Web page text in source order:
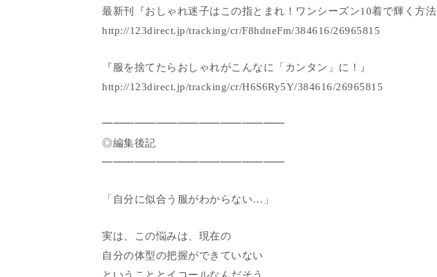
最新刊『おしゃれ迷子はこの指とまれ！ワンシーズン10着で輝く方法
http://123direct.jp/tracking/cr/F8hdneFm/384616/26965815
『服を捨てたらおしゃれがこんなに「カンタン」に！』
http://123direct.jp/tracking/cr/H6S6Ry5Y/384616/26965815
━━━━━━━━━━━━━━━━━
◎編集後記
━━━━━━━━━━━━━━━━━
「自分に似合う服がわからない…」
実は、この悩みは、現在の
自分の体型の把握ができていない
ということとイコールなんだそう。